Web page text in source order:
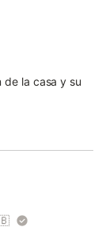
de la casa y su